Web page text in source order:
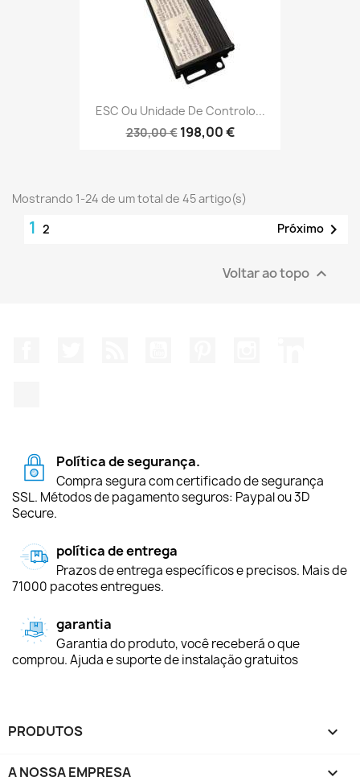
ESC Ou Unidade De Controlo...
230,00 € 198,00 €
Mostrando 1-24 de um total de 45 artigo(s)
1 2 Próximo 
Voltar ao topo 
Política de segurança.
Compra segura com certificado de segurança
SSL. Métodos de pagamento seguros: Paypal ou 3D
Secure.
política de entrega
Prazos de entrega específicos e precisos. Mais de
71000 pacotes entregues.
garantia
Garantia do produto, você receberá o que
comprou. Ajuda e suporte de instalação gratuitos
PRODUTOS 
A NOSSA EMPRESA 